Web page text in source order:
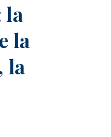
la
la
la